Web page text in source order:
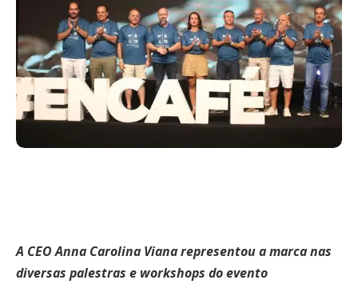
A CEO Anna Carolina Viana representou a marca nas
diversas palestras e workshops do evento